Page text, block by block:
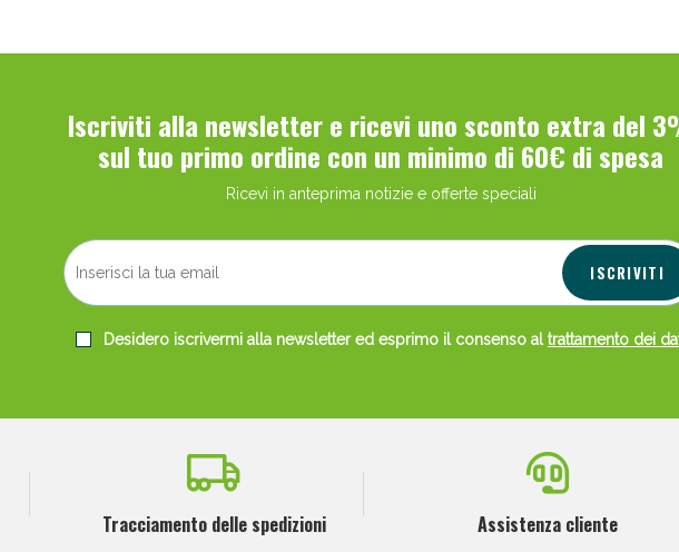
Iscriviti alla newsletter e ricevi uno sconto extra del
sul tuo primo ordine con un minimo di 60€ di spesa
Ricevi in anteprima notizie e offerte speciali
ISCRIVITI
Desidero iscrivermi alla newsletter ed esprimo il consenso al trattamento dei
Tracciamento delle spedizioni Assistenza cliente